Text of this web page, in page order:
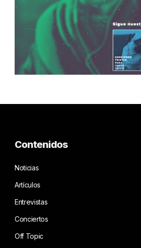
Contenidos
Noticias
Artículos
Entrevistas
Conciertos
Off Topic